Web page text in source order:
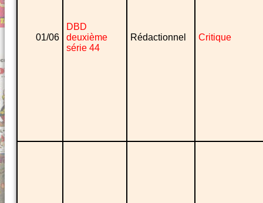
01/06
DBD
deuxième
série 44
Rédactionnel Critique